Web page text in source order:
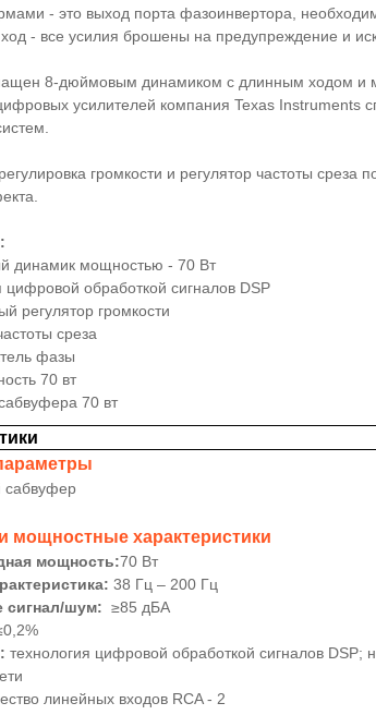
- это выход порта фазоинвертора,
- все усилия брошены на предупреждение и
8-дюймовым динамиком с длинным ходом и
усилителей компания Texas Instruments
громкости и регулятор частоты
динамик мощностью - 70 Вт
цифровой обработкой сигналов DSP
регулятор громкости
среза
фазы
70 вт
70 вт
сабвуфер
мощностные характеристики
мощность:70 Вт
38 Гц – 200 Гц
сигнал/шум: ≥85 дБА
технология цифровой обработкой сигналов DSP;
линейных входов RCA - 2